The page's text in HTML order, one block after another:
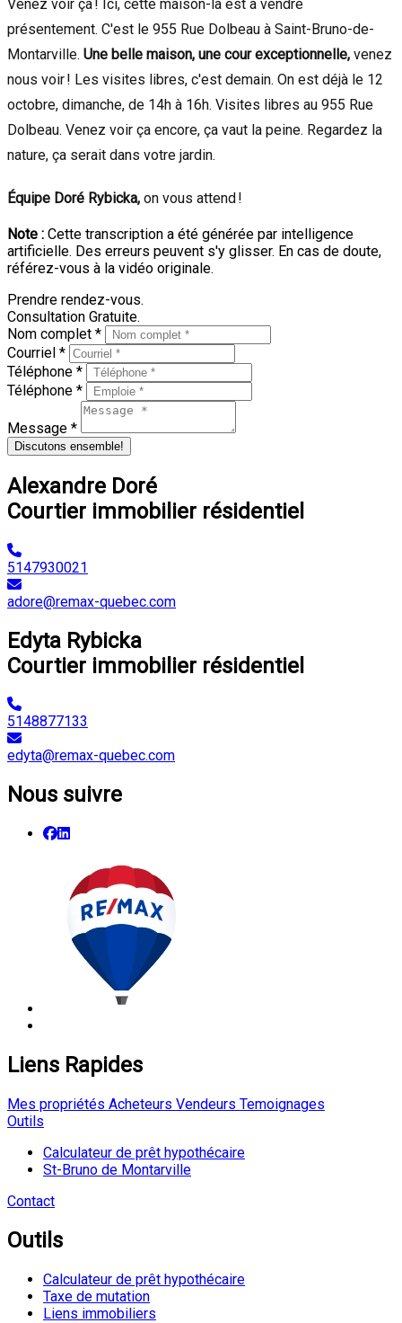
Venez voir ça ! Ici, cette maison-là est à vendre
présentement. C'est le 955 Rue Dolbeau à Saint-Bruno-de-
Montarville. Une belle maison, une cour exceptionnelle, venez
nous voir ! Les visites libres, c'est demain. On est déjà le 12
octobre, dimanche, de 14h à 16h. Visites libres au 955 Rue
Dolbeau. Venez voir ça encore, ça vaut la peine. Regardez la
nature, ça serait dans votre jardin.
Équipe Doré Rybicka, on vous attend !
Note : Cette transcription a été générée par intelligence
artificielle. Des erreurs peuvent s'y glisser. En cas de doute,
référez-vous à la vidéo originale.
Prendre rendez-vous.
Consultation Gratuite.
Nom complet *
Courriel *
Téléphone *
Téléphone *
Message *
Discutons ensemble!
Alexandre Doré
Courtier immobilier résidentiel
5147930021
adore@remax-quebec.com
Edyta Rybicka
Courtier immobilier résidentiel
5148877133
edyta@remax-quebec.com
Nous suivre
Liens Rapides
Mes propriétés Acheteurs Vendeurs Temoignages
Outils
Calculateur de prêt hypothécaire
St-Bruno de Montarville
Contact
Outils
Calculateur de prêt hypothécaire
Taxe de mutation
Liens immobiliers